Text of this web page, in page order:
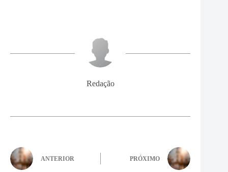
Redação
ANTERIOR PRÓXIMO